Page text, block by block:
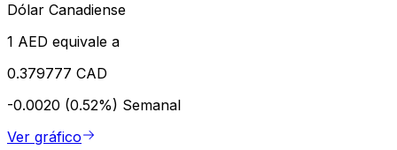
Dólar Canadiense
1 AED equivale a
0.379777 CAD
-0.0020 (0.52%) Semanal
Ver gráfico